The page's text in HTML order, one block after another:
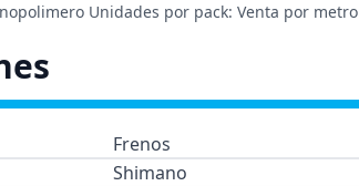
Unidades por pack: Venta por
Frenos
Shimano